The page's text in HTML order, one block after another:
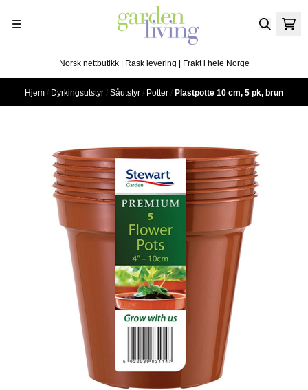
Norsk nettbutikk | Rask levering | Frakt i hele Norge
Hjem / Dyrkingsutstyr / Såutstyr / Potter / Plastpotte 10 cm, 5 pk, brun